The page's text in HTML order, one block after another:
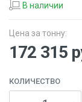
В наличии
Цена за тонну:
172 315
КОЛИЧЕСТВО